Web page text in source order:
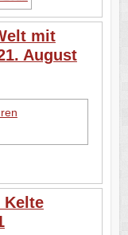
mit
August
Kelte